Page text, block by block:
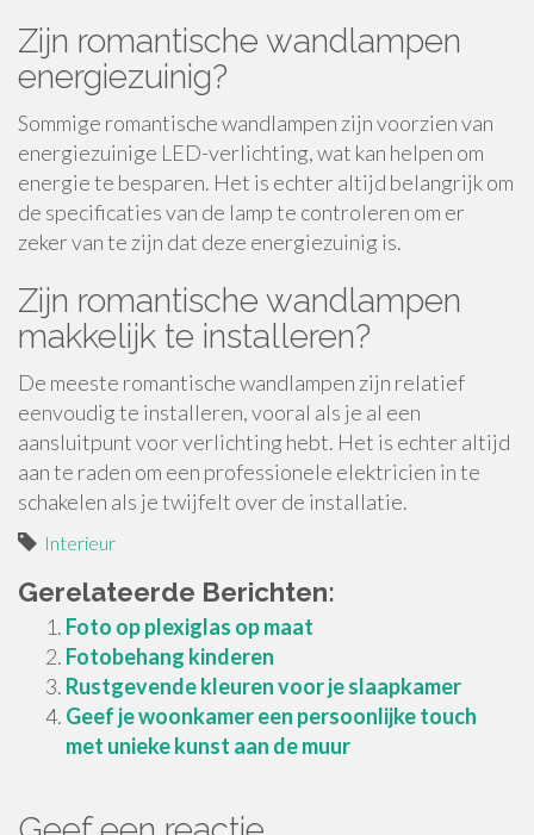
Zijn romantische wandlampen
energiezuinig?
Sommige romantische wandlampen zijn voorzien van
energiezuinige LED-verlichting, wat kan helpen om
energie te besparen. Het is echter altijd belangrijk om
de specificaties van de lamp te controleren om er
zeker van te zijn dat deze energiezuinig is.
Zijn romantische wandlampen
makkelijk te installeren?
De meeste romantische wandlampen zijn relatief
eenvoudig te installeren, vooral als je al een
aansluitpunt voor verlichting hebt. Het is echter altijd
aan te raden om een professionele elektricien in te
schakelen als je twijfelt over de installatie.
Interieur
Gerelateerde Berichten:
Foto op plexiglas op maat
Fotobehang kinderen
Rustgevende kleuren voor je slaapkamer
Geef je woonkamer een persoonlijke touch
met unieke kunst aan de muur